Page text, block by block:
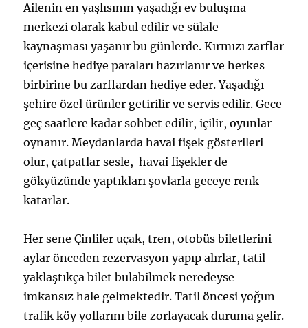
Ailenin en yaşlısının yaşadığı ev buluşma
merkezi olarak kabul edilir ve sülale
kaynaşması yaşanır bu günlerde. Kırmızı zarflar
içerisine hediye paraları hazırlanır ve herkes
birbirine bu zarflardan hediye eder. Yaşadığı
şehire özel ürünler getirilir ve servis edilir. Gece
geç saatlere kadar sohbet edilir, içilir, oyunlar
oynanır. Meydanlarda havai fişek gösterileri
olur, çatpatlar sesle, havai fişekler de
gökyüzünde yaptıkları şovlarla geceye renk
katarlar.
Her sene Çinliler uçak, tren, otobüs biletlerini
aylar önceden rezervasyon yapıp alırlar, tatil
yaklaştıkça bilet bulabilmek neredeyse
imkansız hale gelmektedir. Tatil öncesi yoğun
trafik köy yollarını bile zorlayacak duruma gelir.